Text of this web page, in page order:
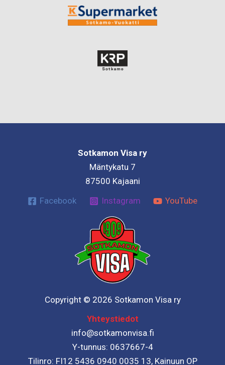
Sotkamon Visa ry
Mäntykatu 7
87500 Kajaani
Facebook
Instagram YouTube
Copyright © 2026 Sotkamon Visa ry
Yhteystiedot
info@sotkamonvisa.fi
Y-tunnus: 0637667-4
Tilinro: FI12 5436 0940 0035 13, Kainuun OP